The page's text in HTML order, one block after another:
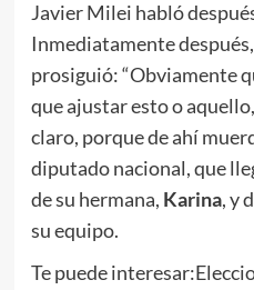
Javier Milei habló
Inmediatamente
prosiguió: “Obviamente
que ajustar esto o aquello,
claro, porque de ahí
diputado nacional, que
de su hermana, Karina, y
su equipo.
Te puede interesar: